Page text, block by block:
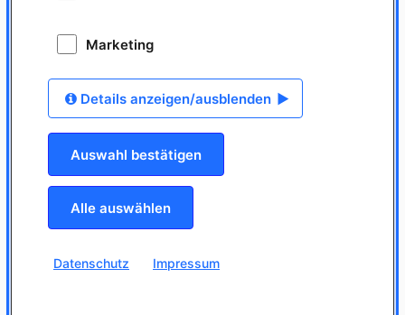
Marketing
Details anzeigen/ausblenden
Auswahl bestätigen
Alle auswählen
Datenschutz Impressum